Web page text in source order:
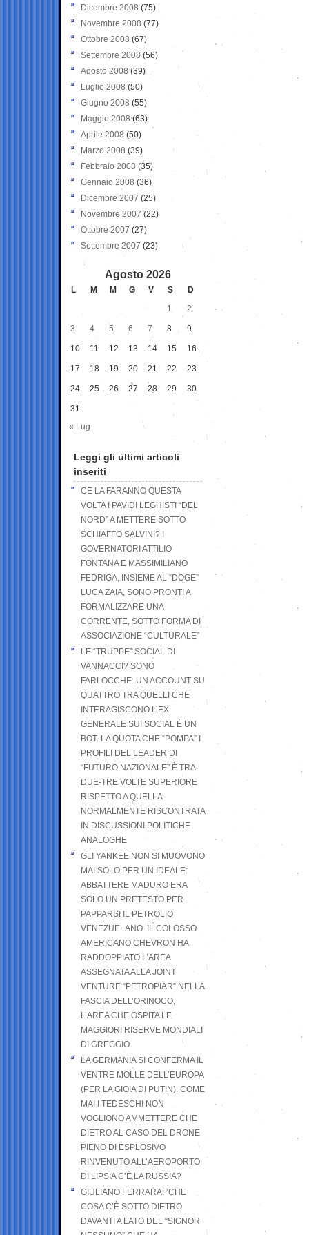
Dicembre 2008 (75)
Novembre 2008 (77)
Ottobre 2008 (67)
Settembre 2008 (56)
Agosto 2008 (39)
Luglio 2008 (50)
Giugno 2008 (55)
Maggio 2008(63)
Aprile 2008 (50)
Marzo 2008 (39)
Febbraio 2008 (35)
Gennaio 2008 (36)
Dicembre 2007 (25)
Novembre 2007 (22)
Ottobre 2007 (27)
Settembre 2007 (23)
Agosto 2026
L M M G V S
D
1
2
3 4 5 6 7 8 9
10 11 12 13 14 15 16
17 18 19 20 21 22 23
24 25 26 27 28 29 30
31
« Lug
Leggi gli ultimi articoli
inseriti
CE LA FARANNO QUESTA
VOLTA I PAVIDI LEGHISTI “DEL
NORD” A METTERE SOTTO
SCHIAFFO SALVINI? I
GOVERNATORI ATTILIO
FONTANA E MASSIMILIANO
FEDRIGA, INSIEME AL “DOGE”
LUCA ZAIA, SONO PRONTI A
FORMALIZZARE UNA
CORRENTE, SOTTO FORMA DI
ASSOCIAZIONE “CULTURALE”
LE “TRUPPE” SOCIAL DI
VANNACCI? SONO
FARLOCCHE: UN ACCOUNT SU
QUATTRO TRA QUELLI CHE
INTERAGISCONO L’EX
GENERALE SUI SOCIAL È UN
BOT. LA QUOTA CHE “POMPA” I
PROFILI DEL LEADER DI
“FUTURO NAZIONALE” È TRA
DUE-TRE VOLTE SUPERIORE
RISPETTO A QUELLA
NORMALMENTE RISCONTRATA
IN DISCUSSIONI POLITICHE
ANALOGHE
GLI YANKEE NON SI MUOVONO
MAI SOLO PER UN IDEALE:
ABBATTERE MADURO ERA
SOLO UN PRETESTO PER
PAPPARSI IL PETROLIO
VENEZUELANO .IL COLOSSO
AMERICANO CHEVRON HA
RADDOPPIATO L’AREA
ASSEGNATA ALLA JOINT
VENTURE “PETROPIAR” NELLA
FASCIA DELL’ORINOCO,
L’AREA CHE OSPITA LE
MAGGIORI RISERVE MONDIALI
DI GREGGIO
LA GERMANIA SI CONFERMA IL
VENTRE MOLLE DELL’EUROPA
(PER LA GIOIA DI PUTIN). COME
MAI I TEDESCHI NON
VOGLIONO AMMETTERE CHE
DIETRO AL CASO DEL DRONE
PIENO DI ESPLOSIVO
RINVENUTO ALL’AEROPORTO
DI LIPSIA C’È LA RUSSIA?
GIULIANO FERRARA: ’CHE
COSA C’È SOTTO DIETRO
DAVANTI A LATO DEL “SIGNOR